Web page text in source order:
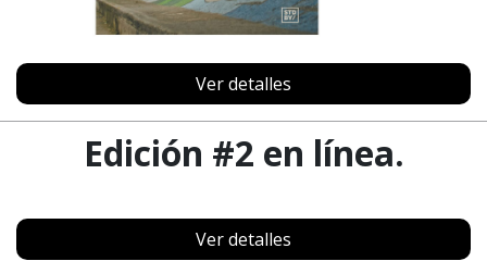
Ver detalles
Edición #2 en línea.
Ver detalles